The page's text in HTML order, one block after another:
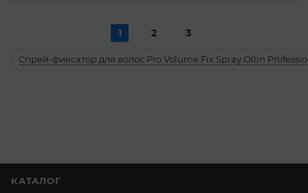
1 2 3
Спрей-фиксатор для волос Pro Volume Fix Spray Ollin
КАТАЛОГ